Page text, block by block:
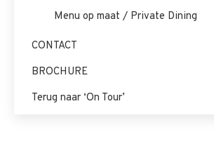
Menu op maat / Private Dining
CONTACT
BROCHURE
Terug naar ‘On Tour’